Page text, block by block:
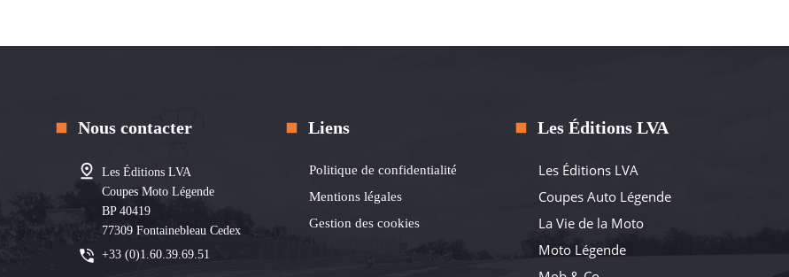
Nous contacter
Les Éditions LVA
Coupes Moto Légende
BP 40419
77309 Fontainebleau Cedex
+33 (0)1.60.39.69.51
Liens
Politique de confidentialité
Mentions légales
Gestion des cookies
Les Éditions LVA
Les Éditions LVA
Coupes Auto Légende
La Vie de la Moto
Moto Légende